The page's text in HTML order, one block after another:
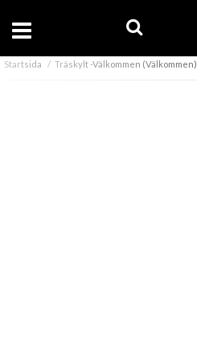
Startsida Träskylt -Välkommen (Välkommen)